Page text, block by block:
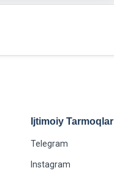
Ijtimoiy Tarmoqlar
Telegram
Instagram